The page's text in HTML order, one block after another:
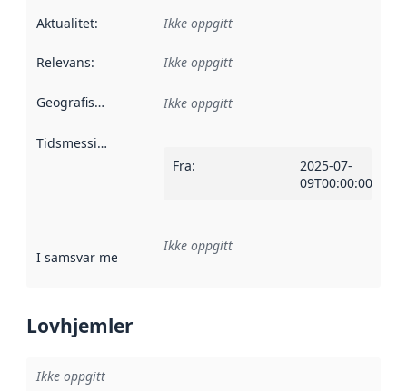
Aktualitet: Ikke oppgitt
Relevans: Ikke oppgitt
Geografisk avgrensning :
Ikke oppgitt
Tidsmessig avgrensning
Fra:
2025-07-
09T00:00:00Z
I samsvar med Referanse til en implementasjonsregel
Ikke oppgitt
Lovhjemler
Ikke oppgitt